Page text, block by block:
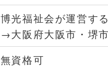
博光福祉会が運営す
→大阪府大阪市・堺
無資格可